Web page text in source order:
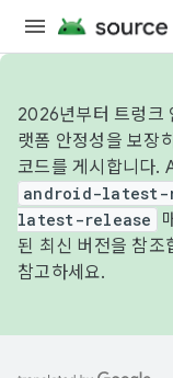
2026년부터 트렁크
랫폼 안정성을 보장
코드를 게시합니다.
android-latest-
latest-release
된 최신 버전을 참조
참고하세요.